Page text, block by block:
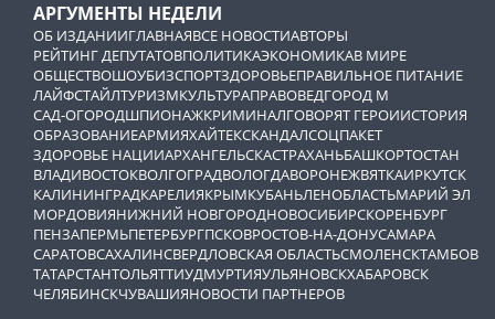
АРГУМЕНТЫ НЕДЕЛИ
ОБ ИЗДАНИИГЛАВНАЯВСЕ НОВОСТИАВТОРЫ
РЕЙТИНГ ДЕПУТАТОВПОЛИТИКАЭКОНОМИКАВ МИРЕ
ОБЩЕСТВОШОУБИЗСПОРТЗДОРОВЬЕПРАВИЛЬНОЕ ПИТАНИЕ
ЛАЙФСТАЙЛТУРИЗМКУЛЬТУРАПРАВОВЕДГОРОД М
САД-ОГОРОДШПИОНАЖКРИМИНАЛГОВОРЯТ ГЕРОИИСТОРИЯ
ОБРАЗОВАНИЕАРМИЯХАЙТЕКСКАНДАЛСОЦПАКЕТ
ЗДОРОВЬЕ НАЦИИАРХАНГЕЛЬСКАСТРАХАНЬБАШКОРТОСТАН
ВЛАДИВОСТОКВОЛГОГРАДВОЛОГДАВОРОНЕЖВЯТКАИРКУТСК
КАЛИНИНГРАДКАРЕЛИЯКРЫМКУБАНЬЛЕНОБЛАСТЬМАРИЙ ЭЛ
МОРДОВИЯНИЖНИЙ НОВГОРОДНОВОСИБИРСКОРЕНБУРГ
ПЕНЗАПЕРМЬПЕТЕРБУРГПСКОВРОСТОВ-НА-ДОНУСАМАРА
САРАТОВСАХАЛИНСВЕРДЛОВСКАЯ ОБЛАСТЬСМОЛЕНСКТАМБОВ
ТАТАРСТАНТОЛЬЯТТИУДМУРТИЯУЛЬЯНОВСКХАБАРОВСК
ЧЕЛЯБИНСКЧУВАШИЯНОВОСТИ ПАРТНЕРОВ